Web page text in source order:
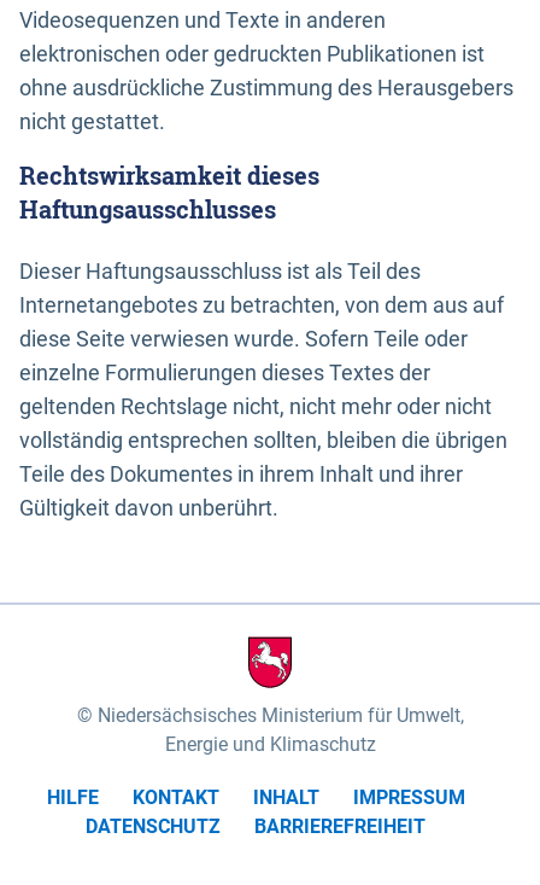
Videosequenzen und Texte in anderen
elektronischen oder gedruckten Publikationen ist
ohne ausdrückliche Zustimmung des Herausgebers
nicht gestattet.
Rechtswirksamkeit dieses
Haftungsausschlusses
Dieser Haftungsausschluss ist als Teil des
Internetangebotes zu betrachten, von dem aus auf
diese Seite verwiesen wurde. Sofern Teile oder
einzelne Formulierungen dieses Textes der
geltenden Rechtslage nicht, nicht mehr oder nicht
vollständig entsprechen sollten, bleiben die übrigen
Teile des Dokumentes in ihrem Inhalt und ihrer
Gültigkeit davon unberührt.
Niedersächsisches Ministerium für Umwelt,
Energie und Klimaschutz
HILFE KONTAKT INHALT
IMPRESSUM
DATENSCHUTZ
BARRIEREFREIHEIT